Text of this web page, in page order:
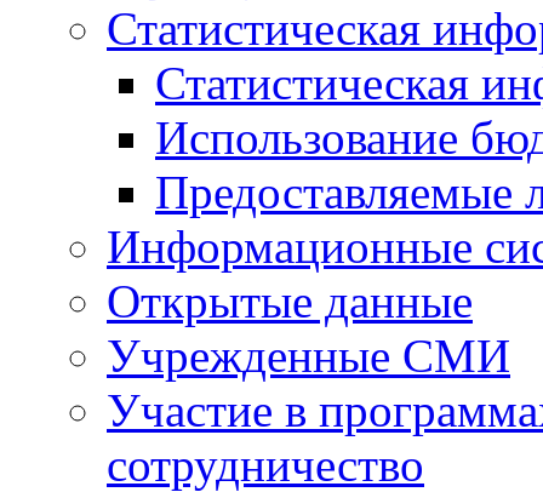
Статистическая
Статистическая
Использование
Предоставляемые
Информационные
Открытые данные
Учрежденные СМИ
Участие в
сотрудничество